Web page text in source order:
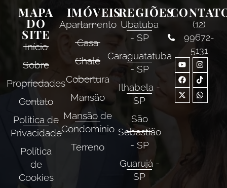
MAPA
DO
SITE
Início
Sobre
Propriedades
Contato
Política de
Privacidade
Política
de
Cookies
IMÓVEIS
Apartamento
Casa
Chalé
Cobertura
Mansão
Mansão de
Condomínio
Terreno
REGIÕES
Ubatuba
- SP
Caraguatatuba
- SP
Ilhabela -
SP
São
Sebastião
- SP
Guarujá -
SP
(12)
99672-
5131